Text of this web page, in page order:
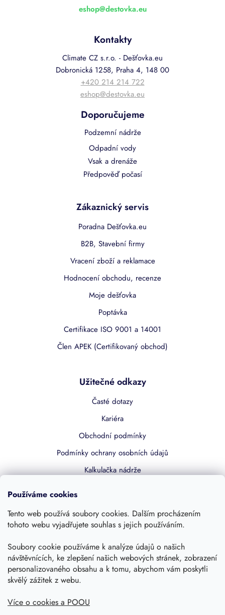
Používáme cookies
Tento web používá soubory cookies. Dalším procházením
tohoto webu vyjadřujete souhlas s jejich používáním.
Soubory cookie používáme k analýze údajů o našich
návštěvnících, ke zlepšení našich webových stránek, zobrazení
personalizovaného obsahu a k tomu, abychom vám poskytli
skvělý zážitek z webu.
Více o cookies a POOU
eshop@destovka.eu
Kontakty
Climate CZ s.r.o. - Dešťovka.eu
Dobronická 1258, Praha 4, 148 00
+420 214 214 722
eshop@destovka.eu
Doporučujeme
Podzemní nádrže
Odpadní vody
Vsak a drenáže
Předpověď počasí
Zákaznický servis
Poradna Dešťovka.eu
B2B, Stavební firmy
Vracení zboží a reklamace
Hodnocení obchodu, recenze
Moje dešťovka
Poptávka
Certifikace ISO 9001 a 14001
Člen APEK (Certifikovaný obchod)
Užitečné odkazy
Časté dotazy
Kariéra
Obchodní podmínky
Podmínky ochrany osobních údajů
Kalkulačka nádrže
Kontakty
Sledujte nás